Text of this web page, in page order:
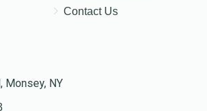
Contact Us
Monsey, NY